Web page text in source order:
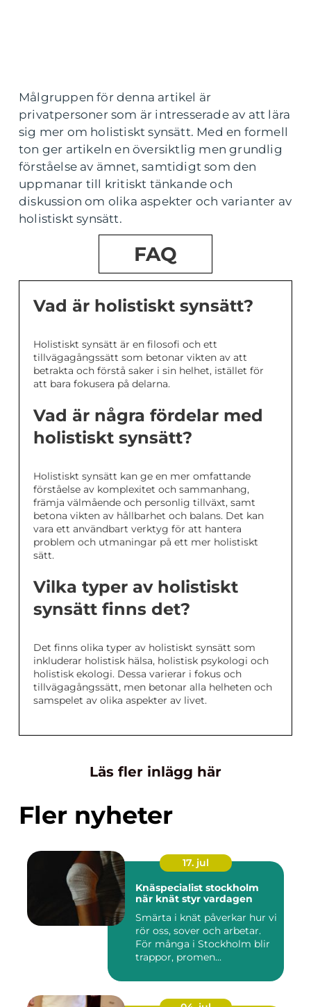
Målgruppen för denna artikel är
privatpersoner som är intresserade av att lära
sig mer om holistiskt synsätt. Med en formell
ton ger artikeln en översiktlig men grundlig
förståelse av ämnet, samtidigt som den
uppmanar till kritiskt tänkande och
diskussion om olika aspekter och varianter av
holistiskt synsätt.
FAQ
Vad är holistiskt synsätt?
Holistiskt synsätt är en filosofi och ett
tillvägagångssätt som betonar vikten av att
betrakta och förstå saker i sin helhet, istället för
att bara fokusera på delarna.
Vad är några fördelar med
holistiskt synsätt?
Holistiskt synsätt kan ge en mer omfattande
förståelse av komplexitet och sammanhang,
främja välmående och personlig tillväxt, samt
betona vikten av hållbarhet och balans. Det kan
vara ett användbart verktyg för att hantera
problem och utmaningar på ett mer holistiskt
sätt.
Vilka typer av holistiskt
synsätt finns det?
Det finns olika typer av holistiskt synsätt som
inkluderar holistisk hälsa, holistisk psykologi och
holistisk ekologi. Dessa varierar i fokus och
tillvägagångssätt, men betonar alla helheten och
samspelet av olika aspekter av livet.
Läs fler inlägg här
Fler nyheter
17. jul
Knäspecialist stockholm
när knät styr vardagen
Smärta i knät påverkar hur vi
rör oss, sover och arbetar.
För många i Stockholm blir
trappor, promen...